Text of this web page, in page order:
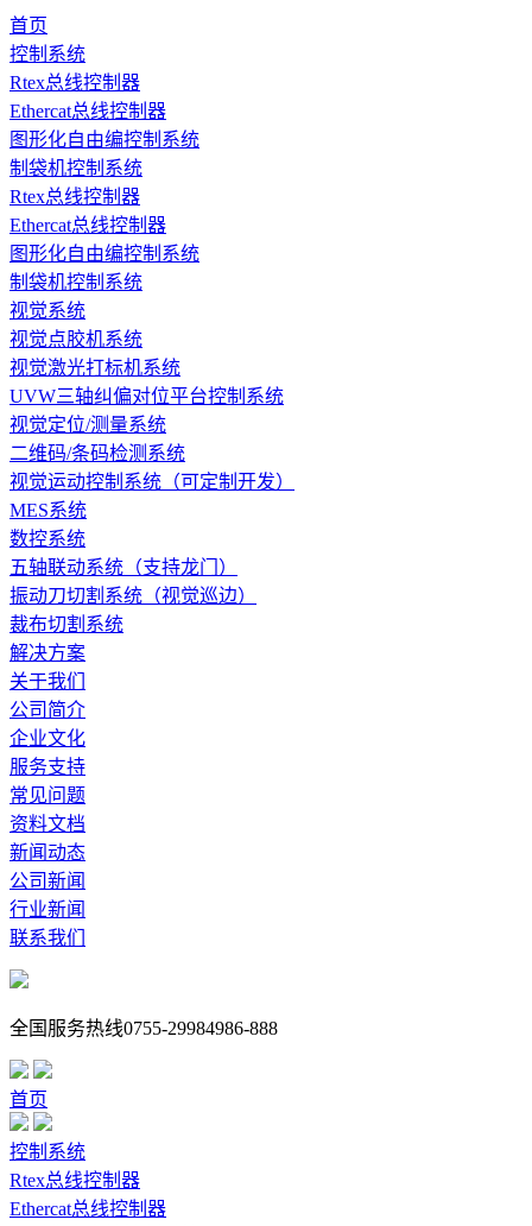
首页
控制系统
Rtex总线控制器
Ethercat总线控制器
图形化自由编控制系统
制袋机控制系统
Rtex总线控制器
Ethercat总线控制器
图形化自由编控制系统
制袋机控制系统
视觉系统
视觉点胶机系统
视觉激光打标机系统
UVW三轴纠偏对位平台控制系统
视觉定位/测量系统
二维码/条码检测系统
视觉运动控制系统（可定制开发）
MES系统
数控系统
五轴联动系统（支持龙门）
振动刀切割系统（视觉巡边）
裁布切割系统
解决方案
关于我们
公司简介
企业文化
服务支持
常见问题
资料文档
新闻动态
公司新闻
行业新闻
联系我们
全国服务热线0755-29984986-888
首页
控制系统
Rtex总线控制器
Ethercat总线控制器